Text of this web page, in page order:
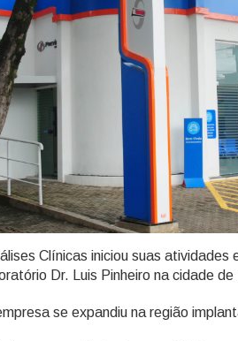
Clínicas iniciou suas atividades
Dr. Luis Pinheiro na cidade
se expandiu na região